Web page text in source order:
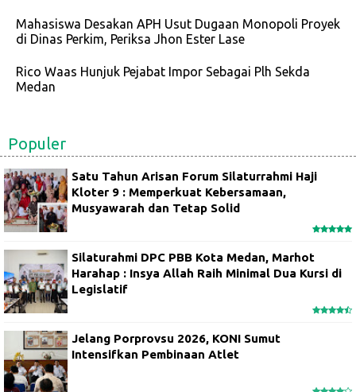
Mahasiswa Desakan APH Usut Dugaan Monopoli Proyek
di Dinas Perkim, Periksa Jhon Ester Lase
Rico Waas Hunjuk Pejabat Impor Sebagai Plh Sekda
Medan
Populer
Satu Tahun Arisan Forum Silaturrahmi Haji
Kloter 9 : Memperkuat Kebersamaan,
Musyawarah dan Tetap Solid
Silaturahmi DPC PBB Kota Medan, Marhot
Harahap : Insya Allah Raih Minimal Dua Kursi di
Legislatif
Jelang Porprovsu 2026, KONI Sumut
Intensifkan Pembinaan Atlet